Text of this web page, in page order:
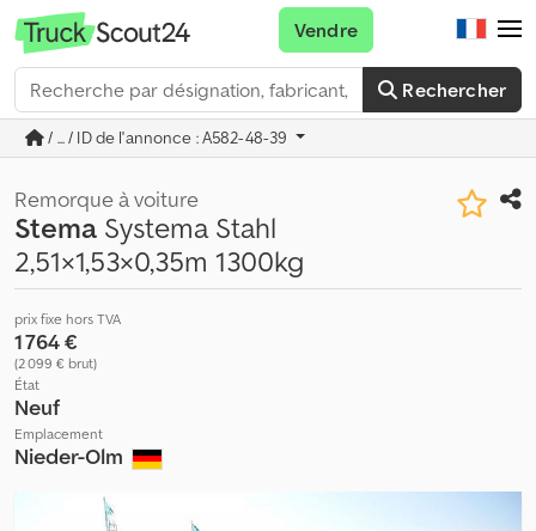
Rechercher
Vendre
/ ... / ID de l'annonce : A582-48-39
Remorque à voiture
Stema Systema Stahl
2,51×1,53×0,35m 1300kg
prix fixe hors TVA
1 764 €
(2 099 € brut)
État
Neuf
Emplacement
Nieder-Olm